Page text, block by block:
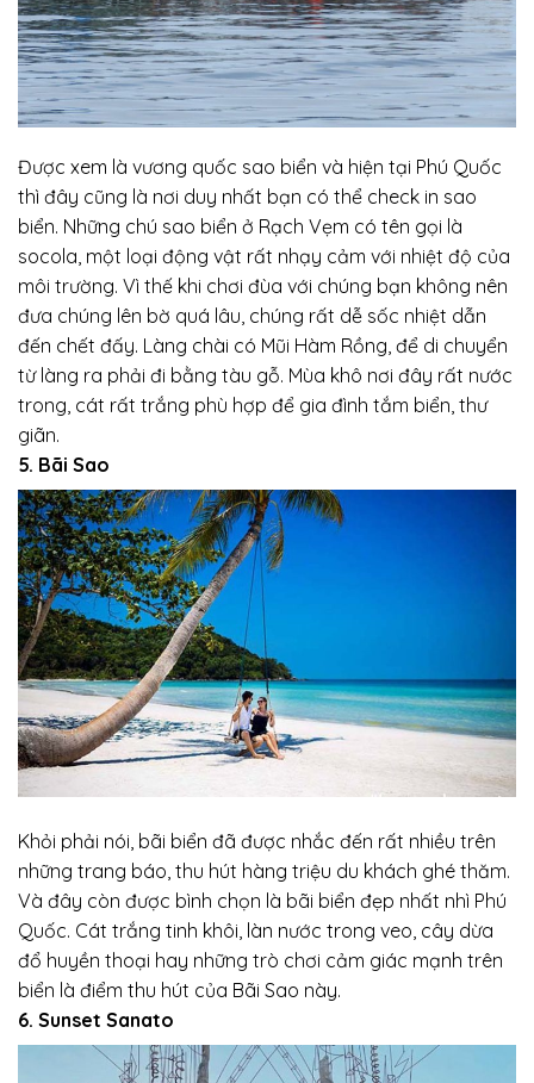
Được xem là vương quốc sao biển và hiện tại Phú Quốc
thì đây cũng là nơi duy nhất bạn có thể check in sao
biển. Những chú sao biển ở Rạch Vẹm có tên gọi là
socola, một loại động vật rất nhạy cảm với nhiệt độ của
môi trường. Vì thế khi chơi đùa với chúng bạn không nên
đưa chúng lên bờ quá lâu, chúng rất dễ sốc nhiệt dẫn
đến chết đấy. Làng chài có Mũi Hàm Rồng, để di chuyển
từ làng ra phải đi bằng tàu gỗ. Mùa khô nơi đây rất nước
trong, cát rất trắng phù hợp để gia đình tắm biển, thư
giãn.
5. Bãi Sao
Khỏi phải nói, bãi biển đã được nhắc đến rất nhiều trên
những trang báo, thu hút hàng triệu du khách ghé thăm.
Và đây còn được bình chọn là bãi biển đẹp nhất nhì Phú
Quốc. Cát trắng tinh khôi, làn nước trong veo, cây dừa
đổ huyền thoại hay những trò chơi cảm giác mạnh trên
biển là điểm thu hút của Bãi Sao này.
6. Sunset Sanato